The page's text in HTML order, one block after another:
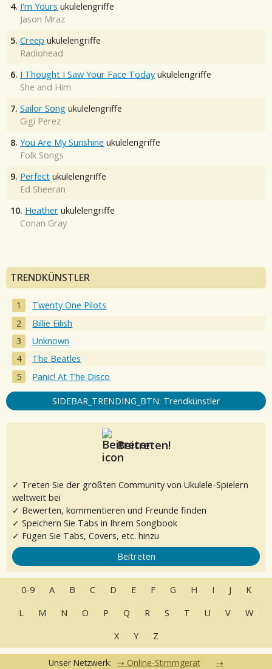
4. I'm Yours ukulelengriffe
Jason Mraz
5. Creep ukulelengriffe
Radiohead
6. I Thought I Saw Your Face Today ukulelengriffe
She and Him
7. Sailor Song ukulelengriffe
Gigi Perez
8. You Are My Sunshine ukulelengriffe
Folk Songs
9. Perfect ukulelengriffe
Ed Sheeran
10. Heather ukulelengriffe
Conan Gray
TRENDKÜNSTLER
Twenty One Pilots
Billie Eilish
Unknown
The Beatles
Panic! At The Disco
SIDEBAR_TRENDING_BTN: Trendkünstler
Beitreten!
✓ Treten Sie der größten Community von Ukulele-Spielern
weltweit bei
✓ Bewerten, kommentieren und Freunde finden
✓ Speichern Sie Tabs in Ihrem Songbook
✓ Fügen Sie Tabs, Covers, etc. hinzu
Beitreten
0-9 A B C D E F G H I J
K
L
M N O P Q R S T U V
W
X
Y Z
Unser Netzwerk: Online-Stimmgerät